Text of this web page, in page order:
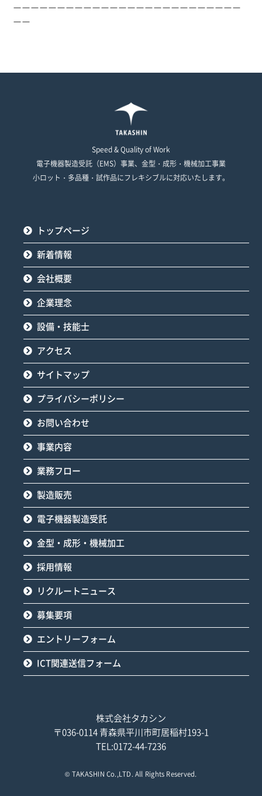
ーーーーーーーーーーーーーーーーーーーーーーーーーー
ーー
Speed & Quality of Work
電子機器製造受託（EMS）事業、金型・成形・機械加工事業
小ロット・多品種・試作品にフレキシブルに対応いたします。
トップページ
新着情報
会社概要
企業理念
設備・技能士
アクセス
サイトマップ
プライバシーポリシー
お問い合わせ
事業内容
業務フロー
製造販売
電子機器製造受託
金型・成形・機械加工
採用情報
リクルートニュース
募集要項
エントリーフォーム
ICT関連送信フォーム
株式会社タカシン
〒036-0114 青森県平川市町居稲村193-1
TEL:0172-44-7236
© TAKASHIN Co.,LTD. All Rights Reserved.